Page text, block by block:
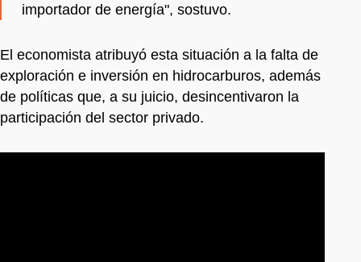
importador de energía", sostuvo.
El economista atribuyó esta situación a la falta de
exploración e inversión en hidrocarburos, además
de políticas que, a su juicio, desincentivaron la
participación del sector privado.